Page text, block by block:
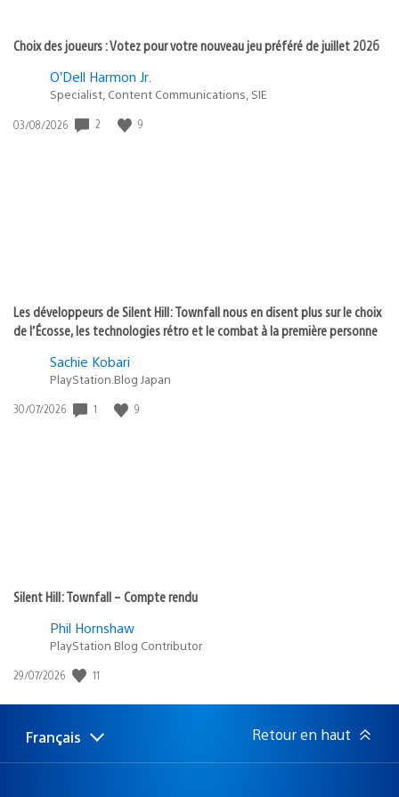
Choix des joueurs : Votez pour votre nouveau jeu préféré de juillet 2026
O’Dell Harmon Jr.
Specialist, Content Communications, SIE
Date
03/08/2026 2 9
Les développeurs de Silent Hill: Townfall nous en disent plus sur le choix
de l’Écosse, les technologies rétro et le combat à la première personne
Sachie Kobari
PlayStation.Blog Japan
Date
30/07/2026 1 9
Silent Hill: Townfall – Compte rendu
Phil Hornshaw
PlayStation Blog Contributor
Date
publication
29/07/2026 11
Choisir
une
Région
actuelle
Français Retour en haut